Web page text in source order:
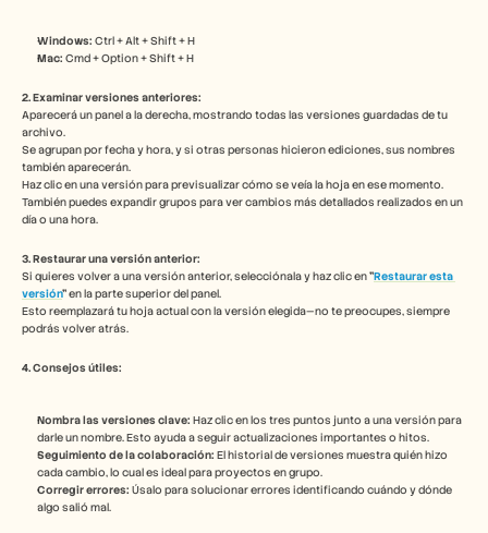
Windows: Ctrl + Alt + Shift + H
Mac: Cmd + Option + Shift + H
2. Examinar versiones anteriores:
Aparecerá un panel a la derecha, mostrando todas las versiones guardadas de tu
archivo.
Se agrupan por fecha y hora, y si otras personas hicieron ediciones, sus nombres
también aparecerán.
Haz clic en una versión para previsualizar cómo se veía la hoja en ese momento.
También puedes expandir grupos para ver cambios más detallados realizados en un
día o una hora.
3. Restaurar una versión anterior:
Si quieres volver a una versión anterior, selecciónala y haz clic en "Restaurar esta
versión" en la parte superior del panel.
Esto reemplazará tu hoja actual con la versión elegida—no te preocupes, siempre
podrás volver atrás.
4. Consejos útiles:
Nombra las versiones clave: Haz clic en los tres puntos junto a una versión para
darle un nombre. Esto ayuda a seguir actualizaciones importantes o hitos.
Seguimiento de la colaboración: El historial de versiones muestra quién hizo
cada cambio, lo cual es ideal para proyectos en grupo.
Corregir errores: Úsalo para solucionar errores identificando cuándo y dónde
algo salió mal.
Empleo
Reserva una demo